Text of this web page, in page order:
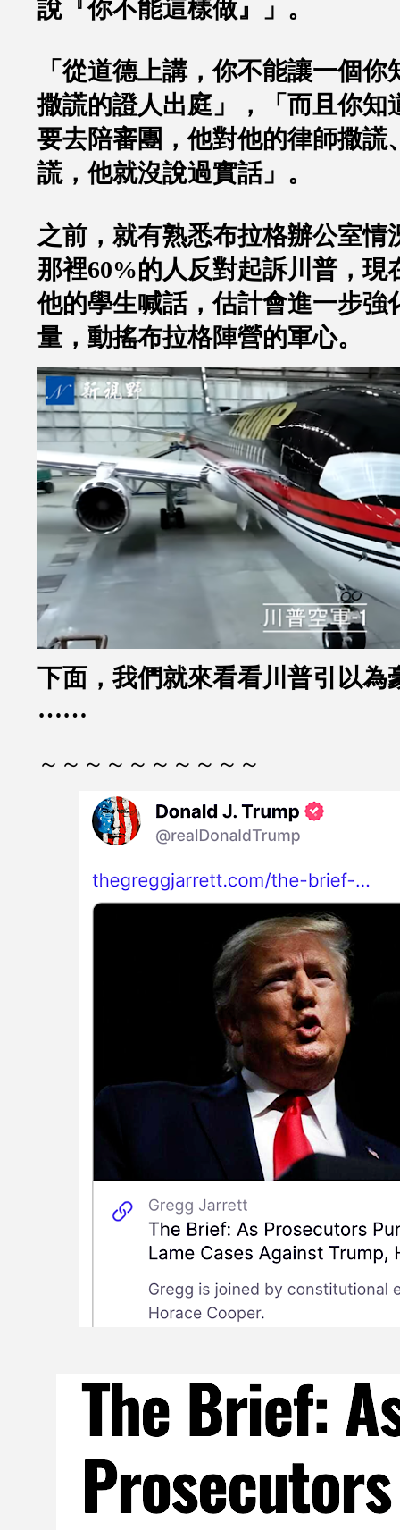
說『你不能這樣做』」。
「從道德上講，你不能讓一個
撒謊的證人出庭」，「而且你知
要去陪審團，他對他的律師撒謊
謊，他就沒說過實話」。
之前，就有熟悉布拉格辦公室情
那裡60%的人反對起訴川普，現
他的學生喊話，估計會進一步強
量，動搖布拉格陣營的軍心。
下面，我們就來看看川普引以為
……
～～～～～～～～～～